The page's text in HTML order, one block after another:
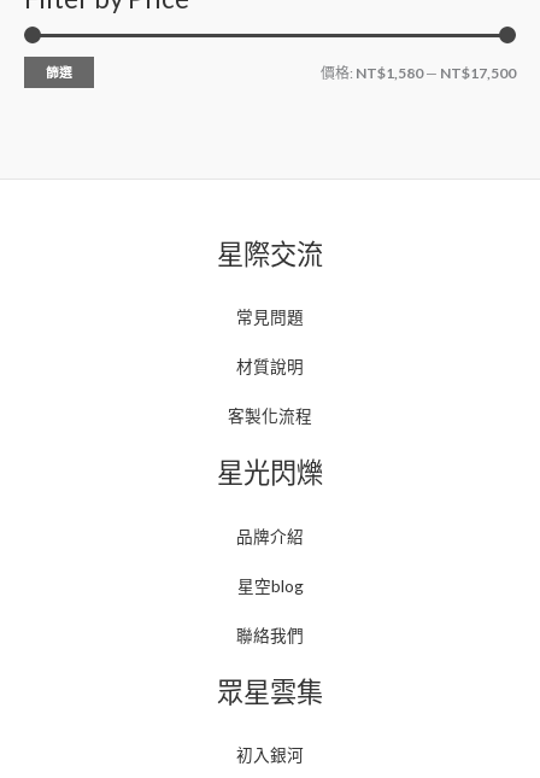
篩選 價格: NT$1,580— NT$17,500
星際交流
常見問題
材質說明
客製化流程
星光閃爍
品牌介紹
星空blog
聯絡我們
眾星雲集
初入銀河